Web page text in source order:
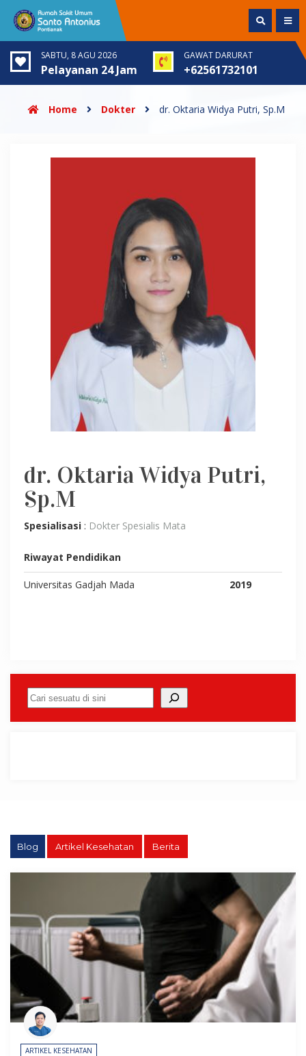
SABTU, 8 AGU 2026
Pelayanan 24 Jam
GAWAT DARURAT
+62561732101
Home Dokter dr. Oktaria Widya Putri, Sp.M
dr. Oktaria Widya Putri,
Sp.M
Spesialisasi : Dokter Spesialis Mata
Riwayat Pendidikan
Universitas Gadjah Mada 2019
Cari
Blog Artikel Kesehatan Berita
ARTIKEL KESEHATAN